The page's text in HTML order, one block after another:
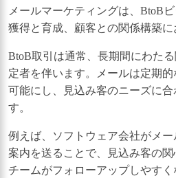
メールマーケティングは、BtoB
獲得と育成、顧客との関係構築に
BtoB取引は通常、長期間にわた
定者を伴います。メールは定期
可能にし、見込み客のニーズに
す。
例えば、ソフトウェア会社がメ
案内を送ることで、見込み客の
チームがフォローアップしやす